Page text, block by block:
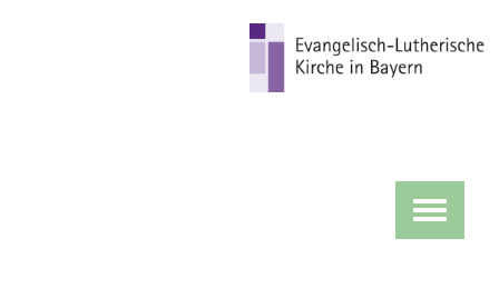
zum
Inhalt
Toggle